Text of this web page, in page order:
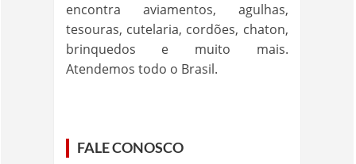
encontra aviamentos, agulhas,
tesouras, cutelaria, cordões, chaton,
brinquedos e muito mais.
Atendemos todo o Brasil.
FALE CONOSCO